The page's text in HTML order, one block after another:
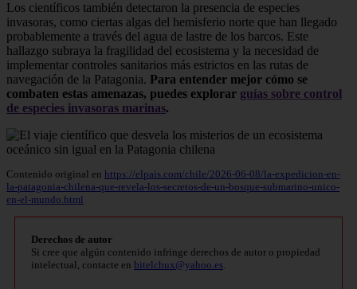
Los científicos también detectaron la presencia de especies
invasoras, como ciertas algas del hemisferio norte que han llegado
probablemente a través del agua de lastre de los barcos. Este
hallazgo subraya la fragilidad del ecosistema y la necesidad de
implementar controles sanitarios más estrictos en las rutas de
navegación de la Patagonia. Para entender mejor cómo se
combaten estas amenazas, puedes explorar guías sobre control
de especies invasoras marinas.
Contenido original en https://elpais.com/chile/2026-06-08/la-expedicion-en-
la-patagonia-chilena-que-revela-los-secretos-de-un-bosque-submarino-unico-
en-el-mundo.html
Derechos de autor
Si cree que algún contenido infringe derechos de autor o propiedad
intelectual, contacte en bitelchux@yahoo.es